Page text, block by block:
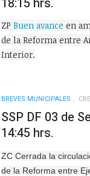
ZP Buen avance en
de la Reforma entre
Interior.
BREVES MUNICIPALES
SSP DF 03 de
14:45 hrs.
ZC Cerrada la
de la Reforma entre